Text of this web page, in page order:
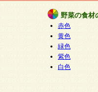
れるよう監督します。
象個人情報の開示等お
らの求めにより、当社
用目的の通知・開示・
消去及び第三者への提
ます。）に応じます。
に応じる窓口は以下に
野菜の食材
赤色
黄色
緑色
紫色
白色